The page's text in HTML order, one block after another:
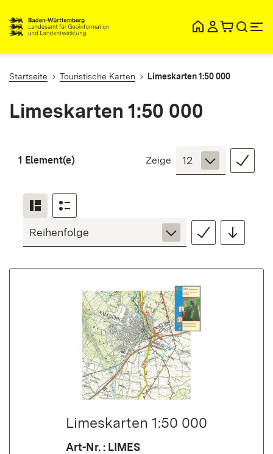
Startseite Touristische Karten Limeskarten 1:50 000
Limeskarten 1:50 000
1 Element(e) Zeige
Limeskarten 1:50 000
Art-Nr. : LIMES